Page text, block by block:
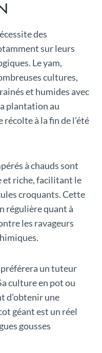
des
sur leurs
Le yam,
cultures,
et humides avec
plantation au
à la fin de l’été
à chauds sont
et riche, facilitant le
croquants. Cette
régulière quant à
les ravageurs
préférera un tuteur
culture en pot ou
d’obtenir une
géant est un réel
gousses